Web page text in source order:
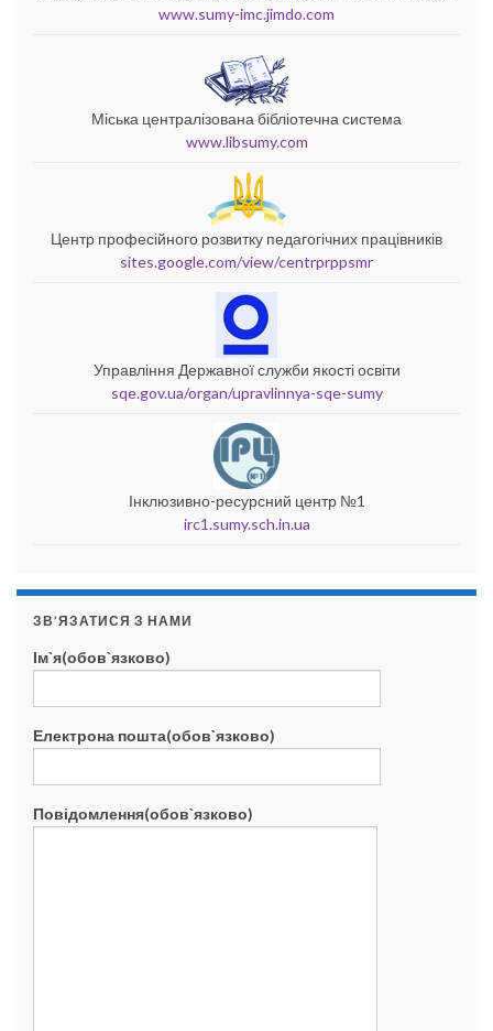
www.sumy-imc.jimdo.com
Міська централізована бібліотечна система
www.libsumy.com
Центр професійного розвитку педагогічних працівників
sites.google.com/view/centrprppsmr
Управління Державної служби якості освіти
sqe.gov.ua/organ/upravlinnya-sqe-sumy
Інклюзивно-ресурсний центр №1
irc1.sumy.sch.in.ua
ЗВ’ЯЗАТИСЯ З НАМИ
Ім`я(обов`язково)
Електрона пошта(обов`язково)
Повідомлення(обов`язково)